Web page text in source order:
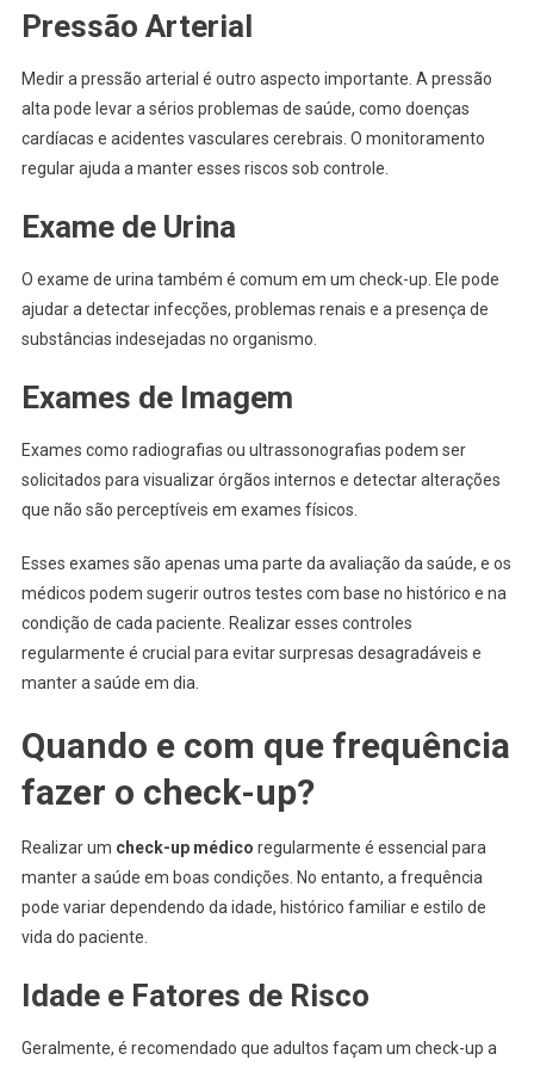
Pressão Arterial
Medir a pressão arterial é outro aspecto importante. A pressão
alta pode levar a sérios problemas de saúde, como doenças
cardíacas e acidentes vasculares cerebrais. O monitoramento
regular ajuda a manter esses riscos sob controle.
Exame de Urina
O exame de urina também é comum em um check-up. Ele pode
ajudar a detectar infecções, problemas renais e a presença de
substâncias indesejadas no organismo.
Exames de Imagem
Exames como radiografias ou ultrassonografias podem ser
solicitados para visualizar órgãos internos e detectar alterações
que não são perceptíveis em exames físicos.
Esses exames são apenas uma parte da avaliação da saúde, e os
médicos podem sugerir outros testes com base no histórico e na
condição de cada paciente. Realizar esses controles
regularmente é crucial para evitar surpresas desagradáveis e
manter a saúde em dia.
Quando e com que frequência
fazer o check-up?
Realizar um check-up médico regularmente é essencial para
manter a saúde em boas condições. No entanto, a frequência
pode variar dependendo da idade, histórico familiar e estilo de
vida do paciente.
Idade e Fatores de Risco
Geralmente, é recomendado que adultos façam um check-up a